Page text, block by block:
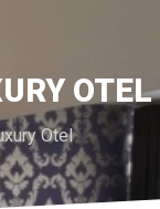
OTEL
Otel